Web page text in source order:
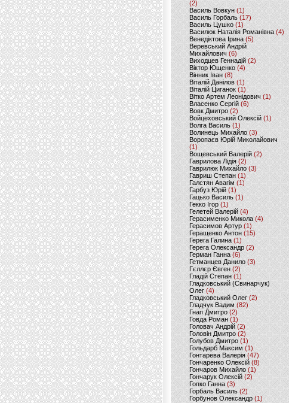
(2)
Василь Вовкун (1)
Василь Горбаль (17)
Василь Цушко (1)
Василюк Наталія Романівна (4)
Венедіктова Ірина(5)
Веревський Андрій
Михайлович (6)
Виходцев Геннадій (2)
Віктор Ющенко (4)
Вінник Іван (8)
Віталій Данілов (1)
Віталій Циганок (1)
Вітко Артем Леонідович(1)
Власенко Сергій (6)
Вовк Дмитро(2)
Войцеховський Олексій(1)
Волга Василь (1)
Волинець Михайло (3)
Воропаєв Юрій Миколайович
(1)
Вощевський Валерій(2)
Гаврилова Лідія (2)
Гаврилюк Михайло (3)
Гавриш Степан (1)
Галстян Авагім (1)
Гарбуз Юрій (1)
Гацько Василь (1)
Гекко Ігор(1)
Гелетей Валерій (4)
Герасименко Микола (4)
Герасимов Артур (1)
Геращенко Антон(15)
Герега Галина (1)
Герега Олександр (2)
Герман Ганна (6)
Гетманцев Данило (3)
Гєллєр Євген (2)
Гладій Степан(1)
Гладковський (Свинарчук)
Олег (4)
Гладковський Олег (2)
Гладчук Вадим (82)
Гнап Дмитро (2)
Говда Роман(1)
Головач Андрій (2)
Головін Дмитро (2)
Голубов Дмитро (1)
Гольдарб Максим(1)
Гонтарева Валерія (47)
Гончаренко Олексій(8)
Гончаров Михайло (1)
Гончарук Олексій (2)
Гопко Ганна (3)
Горбаль Василь (2)
Горбунов Олександр (1)